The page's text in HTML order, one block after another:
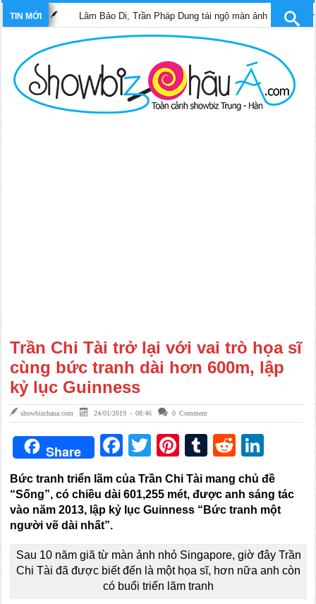
TIN MỚILâm Bảo Di, Trần Pháp Dung tái ngộ màn ảnh nhỏ TVB trong phim
Trần Chi Tài trở lại với vai trò họa sĩ
cùng bức tranh dài hơn 600m, lập
kỷ lục Guinness
showbizchaua.com 24/01/2019 - 08:46 0 Comment
Share Facebook
TwitterPinterest
TumblrReddit
Bức tranh triển lãm của Trần Chi Tài mang chủ đề
“Sống”, có chiều dài 601,255 mét, đượcanhsáng tác
vào năm 2013, lập kỷ lục Guinness “Bức tranh một
người vẽ dài nhất”.
Sau 10 năm giã từ màn ảnh nhỏ Singapore, giờ đây Trần
Chi Tài đã được biết đến là một họa sĩ, hơn nữa anh còn
có buổi triển lãm tranh